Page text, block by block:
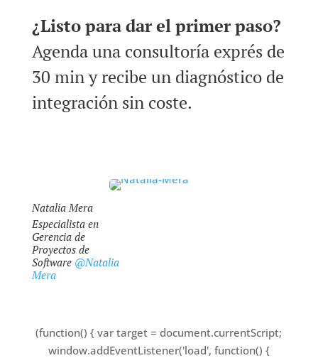
¿Listo para dar el primer paso?
Agenda una consultoría exprés de
30 min y recibe un diagnóstico de
integración sin coste.
Natalia Mera
Especialista en
Gerencia de
Proyectos de
Software @Natalia
Mera
(function() { var target = document.currentScript;
window.addEventListener('load', function() {